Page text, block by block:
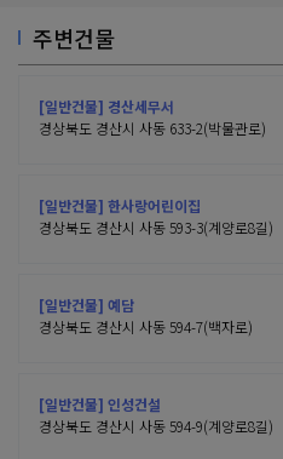
주변건물
[일반건물] 경산세무서
경상북도 경산시 사동 633-2(박물관로)
[일반건물] 한사랑어린이집
경상북도 경산시 사동 593-3(계양로8길)
[일반건물] 예담
경상북도 경산시 사동 594-7(백자로)
[일반건물] 인성건설
경상북도 경산시 사동 594-9(계양로8길)